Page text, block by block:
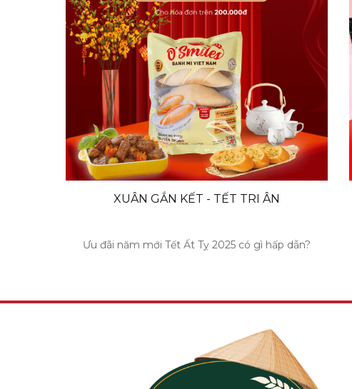
XUÂN GẮN KẾT - TẾT TRI ÂN
Ưu đãi năm mới Tết Ất Tỵ 2025 có gì hấp dẫn?